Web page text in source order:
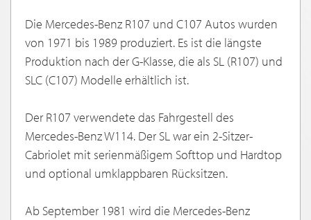
Die Mercedes-Benz R107 und C107 Autos wurden
von 1971 bis 1989 produziert. Es ist die längste
Produktion nach der G-Klasse, die als SL (R107) und
SLC (C107) Modelle erhältlich ist.
Der R107 verwendete das Fahrgestell des
Mercedes-Benz W114. Der SL war ein 2-Sitzer-
Cabriolet mit serienmäßigem Softtop und Hardtop
und optional umklappbaren Rücksitzen.
Ab September 1981 wird die Mercedes-Benz